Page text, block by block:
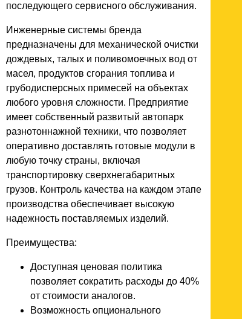
последующего сервисного обслуживания.
Инженерные системы бренда
предназначены для механической очистки
дождевых, талых и поливомоечных вод от
масел, продуктов сгорания топлива и
грубодисперсных примесей на объектах
любого уровня сложности. Предприятие
имеет собственный развитый автопарк
разнотоннажной техники, что позволяет
оперативно доставлять готовые модули в
любую точку страны, включая
транспортировку сверхнегабаритных
грузов. Контроль качества на каждом этапе
производства обеспечивает высокую
надежность поставляемых изделий.
Преимущества:
Доступная ценовая политика
позволяет сократить расходы до 40%
от стоимости аналогов.
Возможность опционального